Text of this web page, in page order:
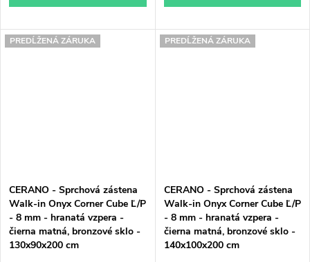
PREDĹŽENÁ ZÁRUKA
CERANO - Sprchová zástena
Walk-in Onyx Corner Cube Ľ/P
- 8 mm - hranatá vzpera -
čierna matná, bronzové sklo -
130x90x200 cm
PREDĹŽENÁ ZÁRUKA
CERANO - Sprchová zástena
Walk-in Onyx Corner Cube Ľ/P
- 8 mm - hranatá vzpera -
čierna matná, bronzové sklo -
140x100x200 cm